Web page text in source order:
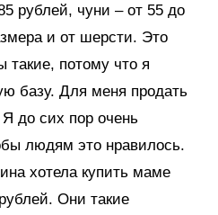
рублей, чуни – от 55 до
и от шерсти. Это
такие, потому что я
базу. Для меня продать
до сих пор очень
людям это нравилось.
хотела купить маме
Они такие